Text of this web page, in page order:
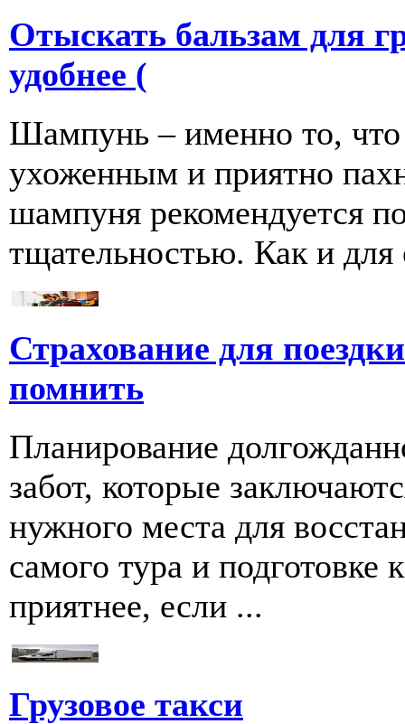
Отыскать бальзам для
удобнее (
Шампунь – именно то, что
ухоженным и приятно
шампуня рекомендуется
тщательностью. Как и для
Страхование для
помнить
Планирование
забот, которые
нужного места для
самого тура и подготовке
приятнее, если ...
Грузовое такси